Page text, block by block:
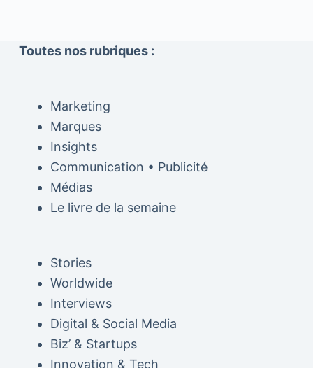
Toutes nos rubriques :
Marketing
Marques
Insights
Communication • Publicité
Médias
Le livre de la semaine
Stories
Worldwide
Interviews
Digital & Social Media
Biz’ & Startups
Innovation & Tech